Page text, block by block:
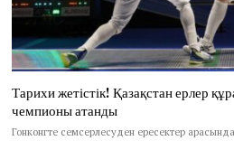
Тарихи жетістік! Қазақстан ерлер
чемпионы атанды
Гонконгте семсерлесуден ересектер